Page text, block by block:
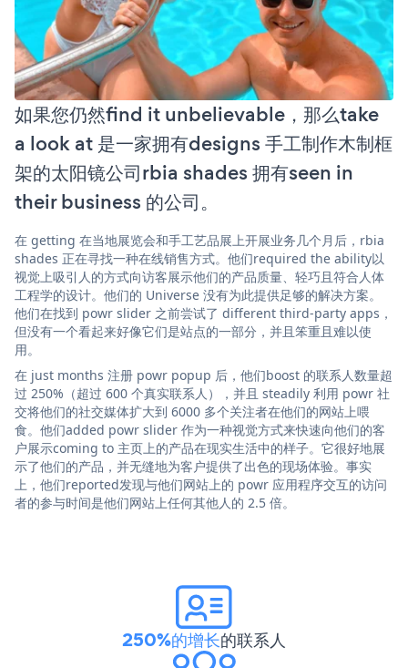
如果您仍然find it unbelievable，那么take
a look at 是一家拥有designs 手工制作木制框
架的太阳镜公司rbia shades 拥有seen in
their business 的公司。
在 getting 在当地展览会和手工艺品展上开展业务几个月后，rbia
shades 正在寻找一种在线销售方式。他们required the ability以
视觉上吸引人的方式向访客展示他们的产品质量、轻巧且符合人体
工程学的设计。他们的 Universe 没有为此提供足够的解决方案。
他们在找到 powr slider 之前尝试了 different third-party apps，
但没有一个看起来好像它们是站点的一部分，并且笨重且难以使
用。
在 just months 注册 powr popup 后，他们boost 的联系人数量超
过 250%（超过 600 个真实联系人），并且 steadily 利用 powr 社
交将他们的社交媒体扩大到 6000 多个关注者在他们的网站上喂
食。他们added powr slider 作为一种视觉方式来快速向他们的客
户展示coming to 主页上的产品在现实生活中的样子。它很好地展
示了他们的产品，并无缝地为客户提供了出色的现场体验。事实
上，他们reported发现与他们网站上的 powr 应用程序交互的访问
者的参与时间是他们网站上任何其他人的 2.5 倍。
250%的增长的联系人